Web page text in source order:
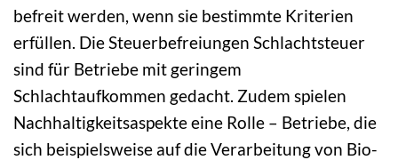
befreit werden, wenn sie bestimmte Kriterien
erfüllen. Die Steuerbefreiungen Schlachtsteuer
sind für Betriebe mit geringem
Schlachtaufkommen gedacht. Zudem spielen
Nachhaltigkeitsaspekte eine Rolle – Betriebe, die
sich beispielsweise auf die Verarbeitung von Bio-